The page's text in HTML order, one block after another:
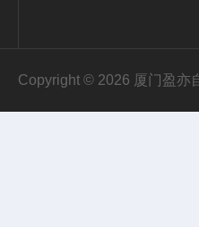
Copyright © 2026 厦门盈